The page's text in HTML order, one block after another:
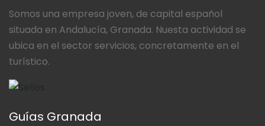
Somos una empresa joven, de capital español
situada en Andalucía, Granada. Nuesta actividad se
ubica en el sector servicios, concretamente en el
turístico.
Guías Granada